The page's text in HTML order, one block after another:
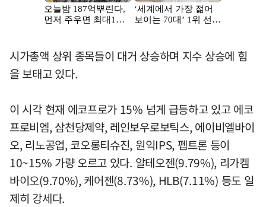
시가총액 상위 종목들이 대거 상승하며 지수 상승에 힘
을 보태고 있다.
이 시각 현재 에코프로가 15% 넘게 급등하고 있고 에코
프로비엠, 삼천당제약, 레인보우로보틱스, 에이비엘바이
오, 리노공업, 코오롱티슈진, 원익IPS, 펩트론 등이
10~15% 가량 오르고 있다. 알테오젠(9.79%), 리가켐
바이오(9.70%), 케어젠(8.73%), HLB(7.11%) 등도 일
제히 강세다.